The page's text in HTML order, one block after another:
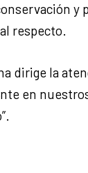
y
respecto.
dirige la
en